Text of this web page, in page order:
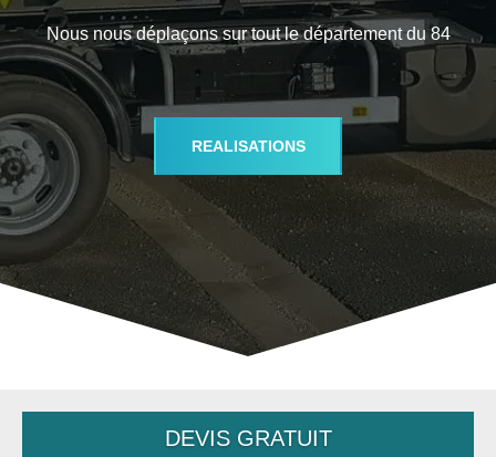
Nous nous déplaçons sur tout le département du 84
REALISATIONS
DEVIS GRATUIT